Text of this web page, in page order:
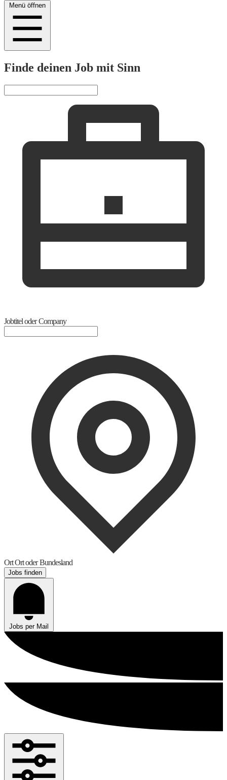
Menü öffnen
Finde deinen Job mit Sinn
Jobtitel oder Company
OrtOrt oder Bundesland
Jobs finden
Jobs per Mail